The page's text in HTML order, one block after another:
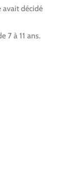
avait décidé
7 à 11 ans.